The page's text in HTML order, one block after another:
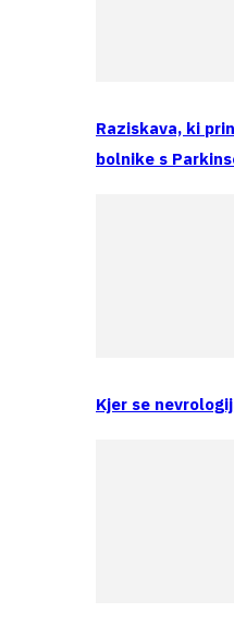
Raziskava, ki
bolnike s
Kjer se